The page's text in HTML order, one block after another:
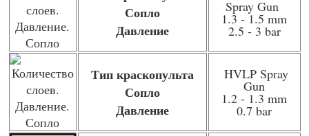
Сопло
Давление
Spray Gun
1.3 - 1.5 mm
2.5 - 3 bar
Тип краскопульта
Сопло
Давление
HVLP Spray
Gun
1.2 - 1.3 mm
0.7 bar